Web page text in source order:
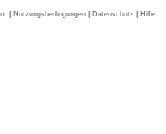
| Nutzungsbedingungen | Datenschutz | Hilfe